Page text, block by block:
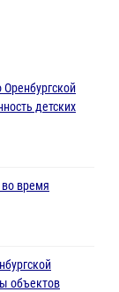
детских
Оренбурге
детских
во время
объектов